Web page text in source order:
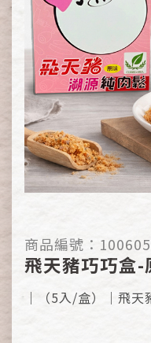
商品編號：
飛天豬巧巧盒-
｜（5入/盒）｜飛